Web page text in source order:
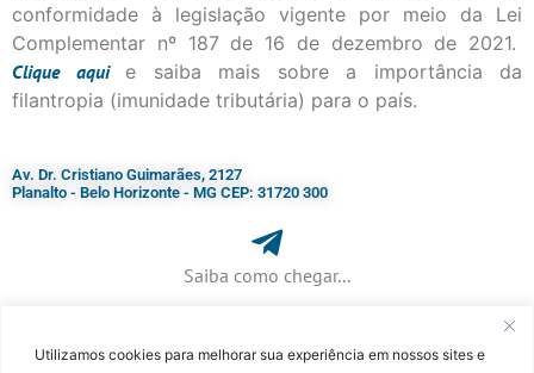
Utilizamos cookies para melhorar sua experiência em nossos sites e
conformidade à legislação vigente por meio da Lei
Complementar nº 187 de 16 de dezembro de 2021.
Cliqueaqui
e saiba mais sobre a importância da
filantropia (imunidade tributária) para o país.
Av. Dr. Cristiano Guimarães, 2127
Planalto - Belo Horizonte - MG CEP: 31720 300
Saiba como chegar...